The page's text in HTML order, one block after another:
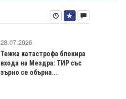
28.07.2026
Тежка катастрофа блокира
входа на Мездра: ТИР със
зърно се обърна...